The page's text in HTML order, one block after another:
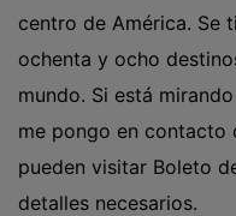
centro de América. Se
ochenta y ocho
mundo. Si está
me pongo en contacto
pueden visitar Boleto
detalles necesarios.